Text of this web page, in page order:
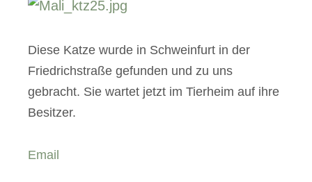
Diese Katze wurde in Schweinfurt in der
Friedrichstraße gefunden und zu uns
gebracht. Sie wartet jetzt im Tierheim auf ihre
Besitzer.
Email